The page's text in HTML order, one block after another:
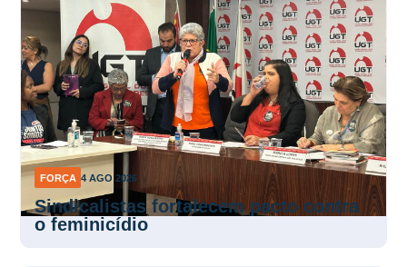
FORÇA 4 AGO 2026
Sindicalistas fortalecem pacto contra
o feminicídio